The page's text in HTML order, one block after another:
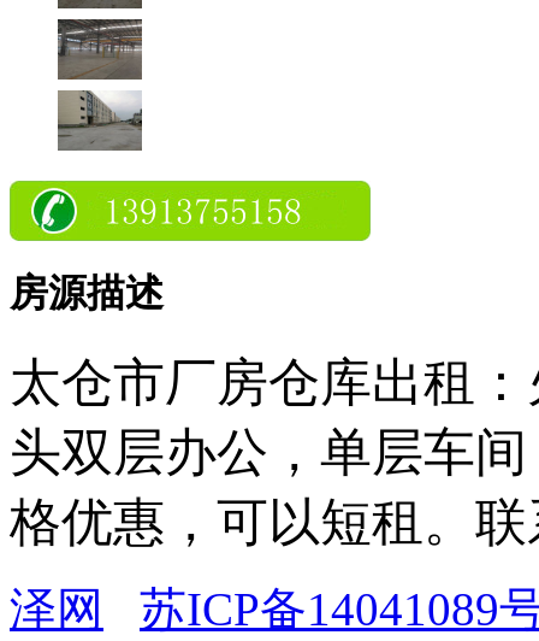
房源描述
太仓市厂房仓库出租
头双层办公，单层车
格优惠，可以短租。联
泽网 苏ICP备14041089